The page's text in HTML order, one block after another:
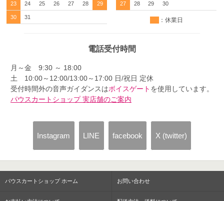
23 24 25 26 27 28 29
30 31
27 28 29 30
：休業日
電話受付時間
月～金 9:30 ～ 18:00
土 10:00～12:00/13:00～17:00 日/祝日 定休
受付時間外の音声ガイダンスはボイスゲート を使用しています。
パウスカートショップ 実店舗のご案内
Instagram LINE facebook X (twitter)
パウスカートショップ ホーム お問い合わせ